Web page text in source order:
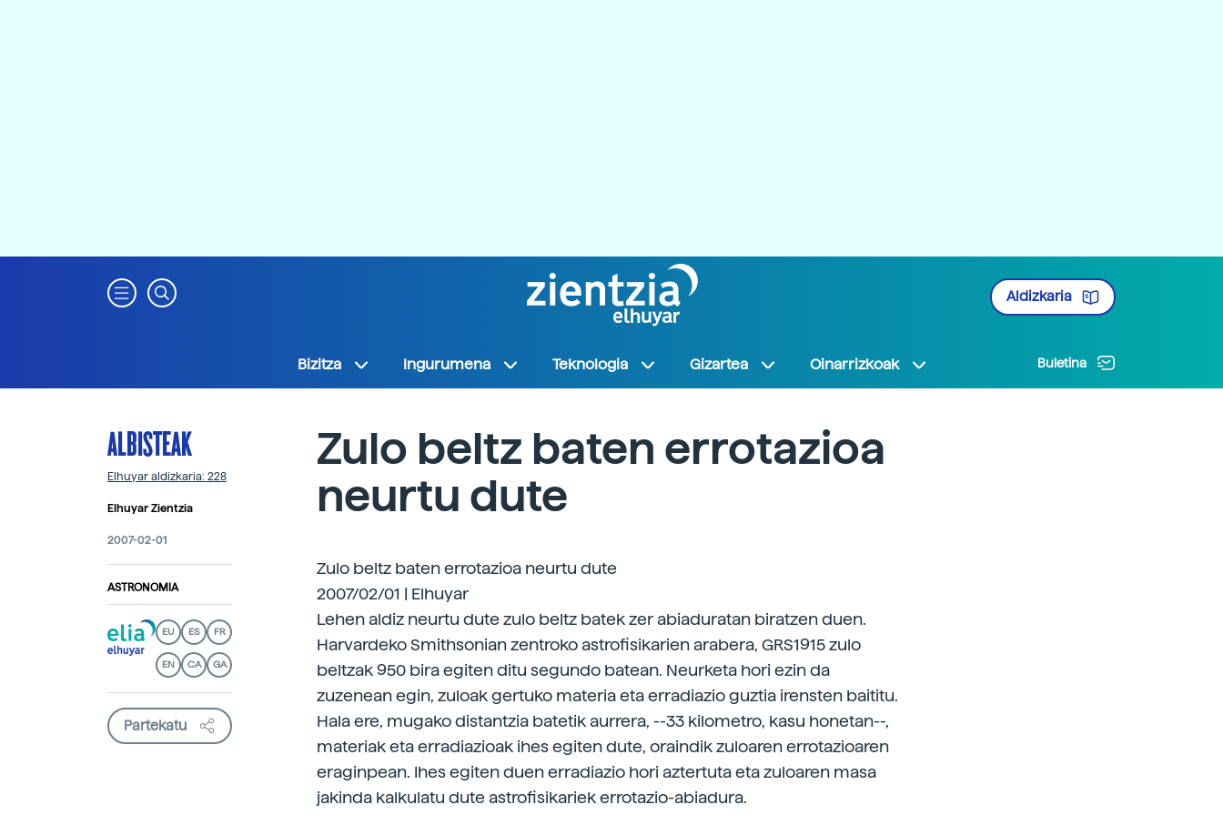
Aldizkaria
Bizitza Ingurumena Teknologia Gizartea Oinarrizkoak Buletina
ALBISTEAK
Elhuyar aldizkaria: 228
Elhuyar Zientzia
2007-02-01
ASTRONOMIA
EU ES FR
EN CA GA
Partekatu
Zulo beltz baten errotazioa
neurtu dute
Zulo beltz baten errotazioa neurtu dute
2007/02/01 | Elhuyar
Lehen aldiz neurtu dute zulo beltz batek zer abiaduratan biratzen duen.
Harvardeko Smithsonian zentroko astrofisikarien arabera, GRS1915 zulo
beltzak 950 bira egiten ditu segundo batean. Neurketa hori ezin da
zuzenean egin, zuloak gertuko materia eta erradiazio guztia irensten baititu.
Hala ere, mugako distantzia batetik aurrera, --33 kilometro, kasu honetan--,
materiak eta erradiazioak ihes egiten dute, oraindik zuloaren errotazioaren
eraginpean. Ihes egiten duen erradiazio hori aztertuta eta zuloaren masa
jakinda kalkulatu dute astrofisikariek errotazio-abiadura.